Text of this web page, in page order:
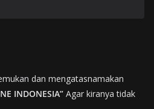
dan mengatasnamakan
INDONESIA” Agar kiranya tidak